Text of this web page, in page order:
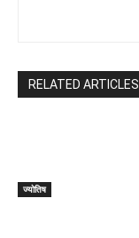
RELATED ARTICLES
ज्योतिष